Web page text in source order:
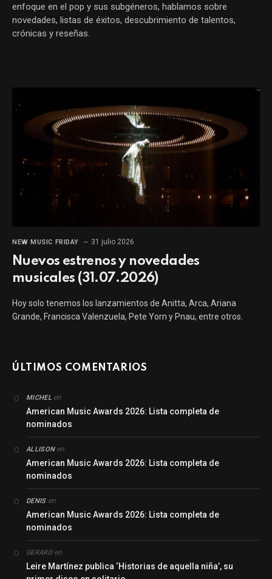
enfoque en el pop y sus subgéneros, hablamos sobre
novedades, listas de éxitos, descubrimiento de talentos,
crónicas y reseñas.
NEW MUSIC FRIDAY 31 julio 2026
Nuevos estrenos y novedades
musicales (31.07.2026)
Hoy solo tenemos los lanzamientos de Anitta, Arca, Ariana
Grande, Francisca Valenzuela, Pete Yorn y Pnau, entre otros.
ÚLTIMOS COMENTARIOS
MICHELen
American Music Awards 2026: Lista completa de
nominados
ALLISONen
American Music Awards 2026: Lista completa de
nominados
DENISen
American Music Awards 2026: Lista completa de
nominados
GERARDen
Leire Martínez publica ‘Historias de aquella niña’, su